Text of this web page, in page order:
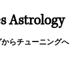
Astrology
らチューニングへ